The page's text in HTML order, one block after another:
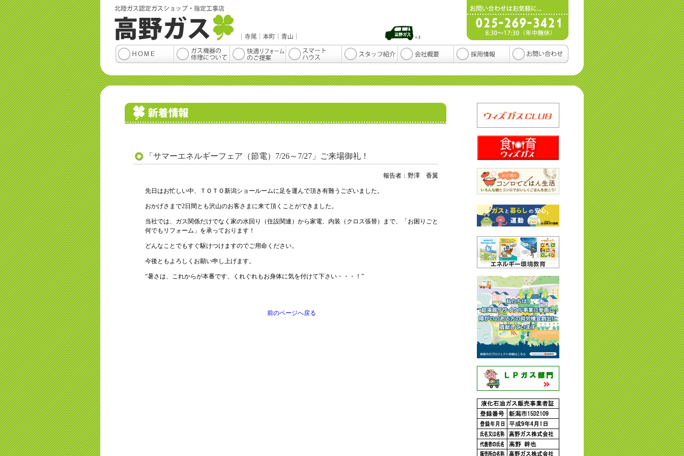
「サマーエネルギーフェア（節電）7/26～7/27」ご来場御礼！
報告者：野澤 香翼
先日はお忙しい中、ＴＯＴＯ新潟ショールームに足を運んで頂き有難うございました。
おかげさまで2日間とも沢山のお客さまに来て頂くことができました。
当社では、ガス関係だけでなく家の水回り（住設関連）から家電、内装（クロス張替）まで、「お困りごと
何でもリフォーム」を承っております！
どんなことでもすぐ駆けつけますのでご用命ください。
今後ともよろしくお願い申し上げます。
“暑さは、これからが本番です、くれぐれもお身体に気を付けて下さい・・・！”
前のページへ戻る